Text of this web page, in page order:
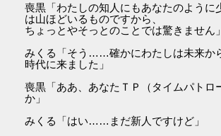
喪黒「わたしの知人にもあなたのように
は山ほどいるものですから、
ちょっとやそっとのことでは驚きません」
みくる「そう……確かにわたしは未来か
時代に来ました」
喪黒「ああ、あなたＴＰ（タイムパトロ
か」
みくる「はい……まだ新人ですけど」